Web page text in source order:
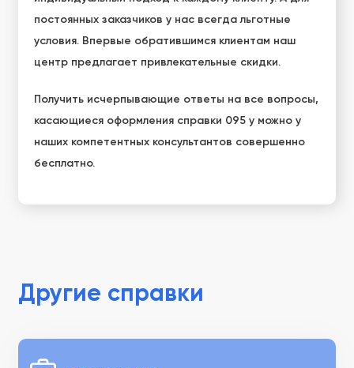
постоянных заказчиков у нас всегда льготные
условия. Впервые обратившимся клиентам наш
центр предлагает привлекательные скидки.
Получить исчерпывающие ответы на все вопросы,
касающиеся оформления справки 095 у можно у
наших компетентных консультантов совершенно
бесплатно.
Другие справки